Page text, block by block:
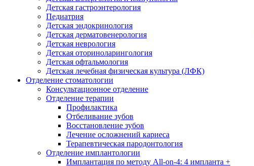
Детская гастроэнтерология
Педиатрия
Детская эндокринология
Детская дерматовенерология
Детская неврология
Детская оториноларингология
Детская офтальмология
Детская лечебная физическая культура (ЛФК)
Отделение стоматологии
Консультационное отделение
Отделение терапии
Профилактика
Отбеливание зубов
Восстановление зубов
Лечение осложнений кариеса
Терапевтическая пародонтология
Отделение имплантологии
Имплантация по методу All-on-4: 4 импланта +